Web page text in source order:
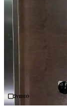
Videó